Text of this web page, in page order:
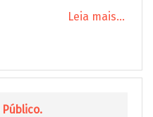
Leia mais...